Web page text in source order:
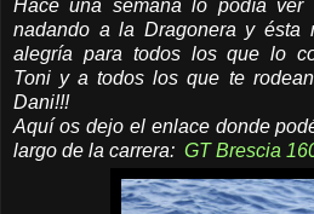
Hace una semana lo podía ver
nadando a la Dragonera y ésta
alegría para todos los que lo
Toni y a todos los que te
Dani!!!
Aquí os dejo el enlace donde
largo de la carrera: GT Brescia